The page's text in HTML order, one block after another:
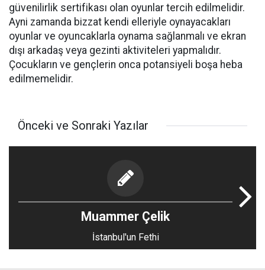
güvenilirlik sertifikası olan oyunlar tercih edilmelidir.
Ayni zamanda bizzat kendi elleriyle oynayacakları
oyunlar ve oyuncaklarla oynama sağlanmalı ve ekran
dışı arkadaş veya gezinti aktiviteleri yapmalıdır.
Çocukların ve gençlerin onca potansiyeli boşa heba
edilmemelidir.
Önceki ve Sonraki Yazılar
Muammer Çelik
İstanbul'un Fethi